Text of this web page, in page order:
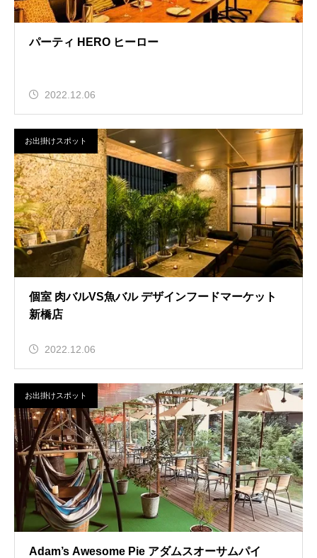
パーティ HERO ヒーロー
2022.12.06
お出掛けスポット
個室 肉バルVS魚バル デザインフードマーケット
新橋店
2022.12.06
お出掛けスポット
Adam’s Awesome Pie アダムスオーサムパイ